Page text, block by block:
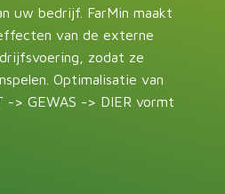
uw bedrijf. FarMin maakt
van de externe
zodat ze
Optimalisatie van
-> GEWAS -> DIER vormt